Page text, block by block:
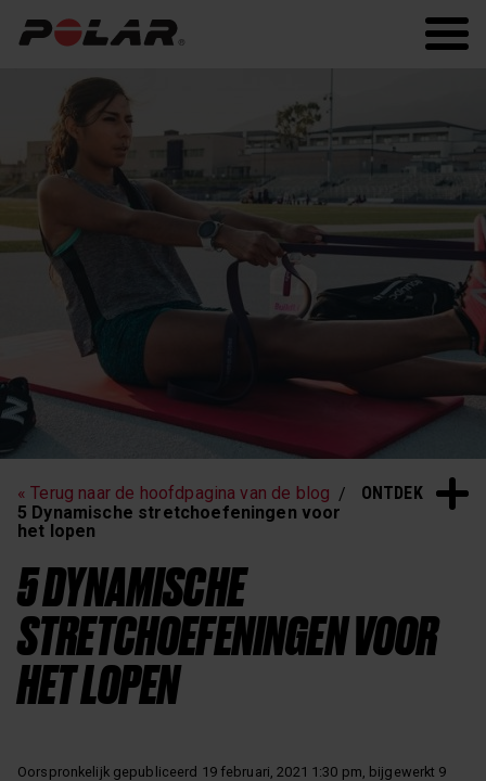
Polar Flow
ONTDEK
Slaap & Herstel
Polar Nieuws
Workouts
« Terug naar de hoofdpagina van de blog
5 Dynamische stretchoefeningen voor
het lopen
5 DYNAMISCHE
STRETCHOEFENINGEN VOOR
HET LOPEN
Oorspronkelijk gepubliceerd 19 februari, 2021 1:30 pm, bijgewerkt 9